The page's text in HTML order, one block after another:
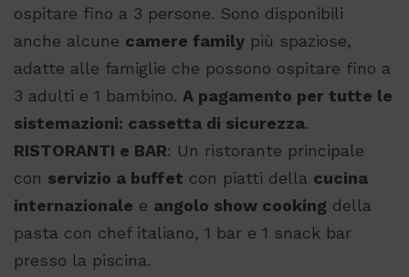
ospitare fino a 3 persone. Sono disponibili
anche alcune camere family più spaziose,
adatte alle famiglie che possono ospitare fino a
3 adulti e 1 bambino. A pagamento per tutte le
sistemazioni: cassetta di sicurezza.
RISTORANTI e BAR: Un ristorante principale
con servizio a buffet con piatti della cucina
internazionale e angolo show cooking della
pasta con chef italiano, 1 bar e 1 snack bar
presso la piscina.